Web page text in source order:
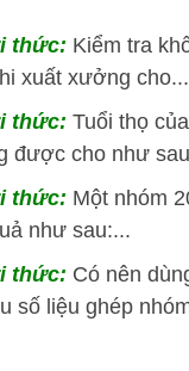
thức: Kiểm tra
xuất xưởng cho...
thức: Tuổi thọ
được cho như
thức: Một nhóm
như sau:...
thức: Có nên
số liệu ghép